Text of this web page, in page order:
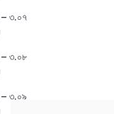
– ৩.০৭
– ৩.০৮
– ৩.০৯
থাক, তার পর
মেয়ের মন আমি কেমন
চঞ্চলকুমারীর মন যাই
আমাদের এখনও অনেক